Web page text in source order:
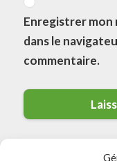
Enregistrer mon
dans le
commentaire.